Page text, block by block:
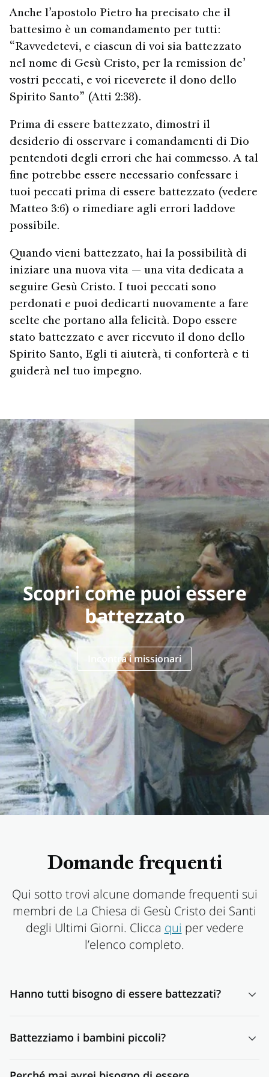
Anche l’apostolo Pietro ha precisato che il
battesimo è un comandamento per tutti:
“Ravvedetevi, e ciascun di voi sia battezzato
nel nome di Gesù Cristo, per la remission de’
vostri peccati, e voi riceverete il dono dello
Spirito Santo” (Atti 2:38).
Prima di essere battezzato, dimostri il
desiderio di osservare i comandamenti di Dio
pentendoti degli errori che hai commesso. A tal
fine potrebbe essere necessario confessare i
tuoi peccati prima di essere battezzato (vedere
Matteo 3:6) o rimediare agli errori laddove
possibile.
Quando vieni battezzato, hai la possibilità di
iniziare una nuova vita — una vita dedicata a
seguire Gesù Cristo. I tuoi peccati sono
perdonati e puoi dedicarti nuovamente a fare
scelte che portano alla felicità. Dopo essere
stato battezzato e aver ricevuto il dono dello
Spirito Santo, Egli ti aiuterà, ti conforterà e ti
guiderà nel tuo impegno.
Scopri come puoi essere
battezzato
Incontra i missionari
Domande frequenti
Qui sotto trovi alcune domande frequenti sui
membri de La Chiesa di Gesù Cristo dei Santi
degli Ultimi Giorni. Clicca qui per vedere
l’elenco completo.
Hanno tutti bisogno di essere battezzati?
regno dei cieli è necessario nascere d’acqua e di Spirito
— anche se era perfetto — per darci l’esempio.
Battezziamo i bambini piccoli?